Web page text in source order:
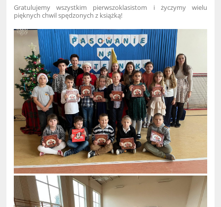
Gratulujemy wszystkim pierwszoklasistom i życzymy wielu
pięknych chwil spędzonych z książką!